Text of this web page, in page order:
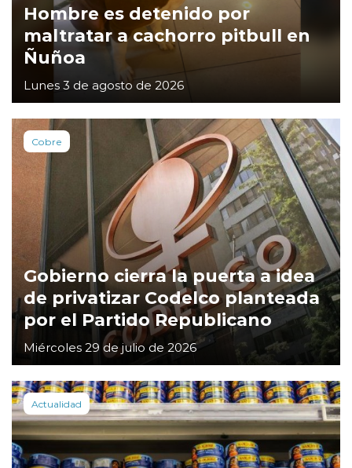
Hombre es detenido por
maltratar a cachorro pitbull en
Ñuñoa
Lunes 3 de agosto de 2026
Cobre
Gobierno cierra la puerta a idea
de privatizar Codelco planteada
por el Partido Republicano
Miércoles 29 de julio de 2026
Actualidad